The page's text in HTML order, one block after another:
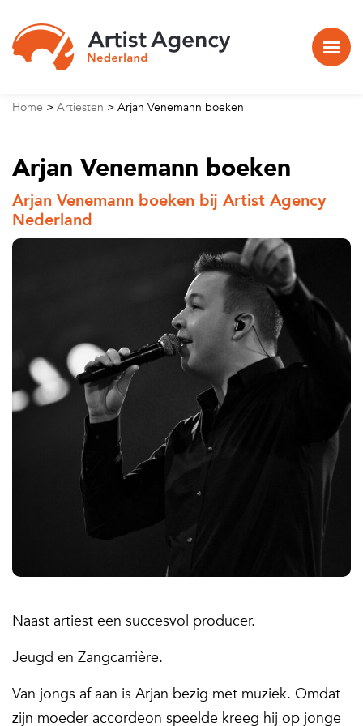
Home > Artiesten > Arjan Venemann boeken
Arjan Venemann boeken
Arjan Venemann boeken bij Artist Agency
Nederland
Naast artiest een succesvol producer.
Jeugd en Zangcarrière.
Van jongs af aan is Arjan bezig met muziek. Omdat
zijn moeder accordeon speelde kreeg hij op jonge